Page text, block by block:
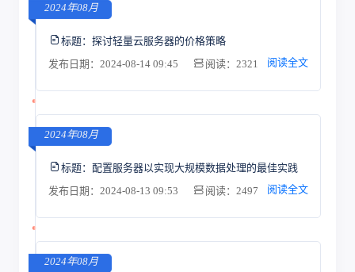
2024年08月
标题： 探讨轻量云服务器的价格策略
发布日期：2024-08-14 09:45
阅读：2321 阅读全文
2024年08月
标题： 配置服务器以实现大规模数据处理的最佳实践
发布日期：2024-08-13 09:53
阅读：2497 阅读全文
2024年08月